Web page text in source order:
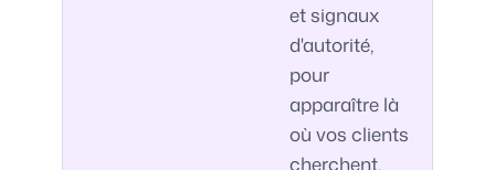
et signaux
d'autorité,
pour
apparaître là
où vos clients
cherchent,